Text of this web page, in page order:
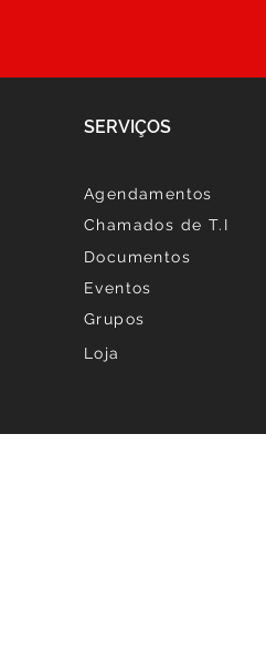
SERVIÇOS
Agendamentos
Chamados de T.I
Documentos
Eventos
Grupos
Loja